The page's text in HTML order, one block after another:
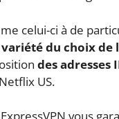
celui-ci à de
variété du choix de
des adresses
US.